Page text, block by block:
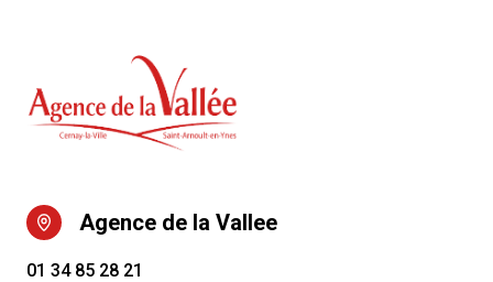
Agence de la Vallee
01 34 85 28 21